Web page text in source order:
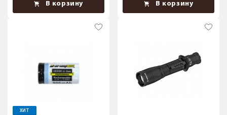
В корзину В корзину
ХИТ